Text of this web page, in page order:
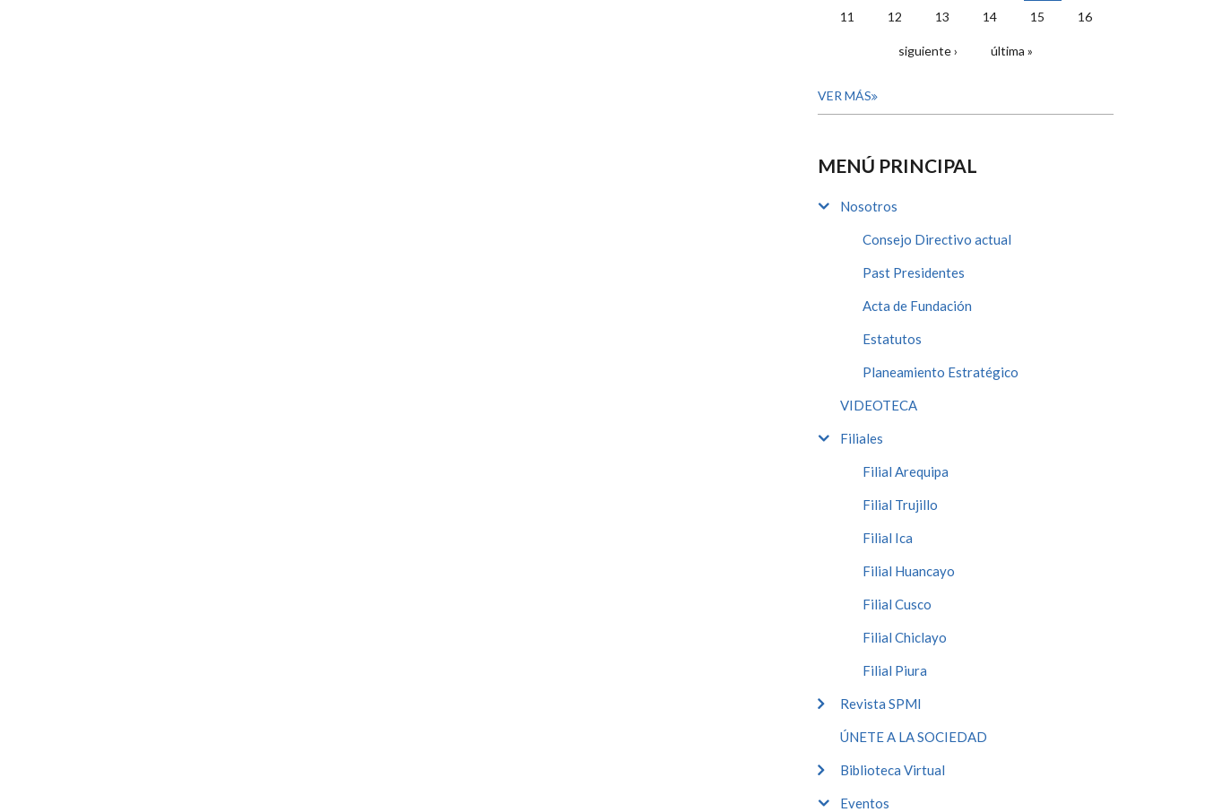
11 12 13 14 15 16
siguiente › última »
VER MÁS
MENÚ PRINCIPAL
Nosotros
Consejo Directivo actual
Past Presidentes
Acta de Fundación
Estatutos
Planeamiento Estratégico
VIDEOTECA
Filiales
Filial Arequipa
Filial Trujillo
Filial Ica
Filial Huancayo
Filial Cusco
Filial Chiclayo
Filial Piura
Revista SPMI
ÚNETE A LA SOCIEDAD
Biblioteca Virtual
Eventos